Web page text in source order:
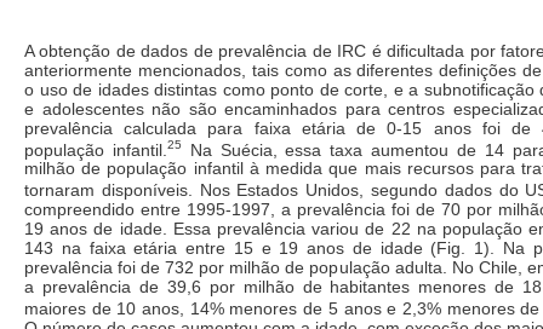
A obtenção de dados de prevalência de IRC é dificultada por
anteriormente mencionados, tais como as diferentes definições
o uso de idades distintas como ponto de corte, e a subnotificação
e adolescentes não são encaminhados para centros
prevalência calculada para faixa etária de 0-15 anos foi
população infantil. 25
Na Suécia, essa taxa aumentou de 14
milhão de população infantil à medida que mais recursos para
tornaram disponíveis. Nos Estados Unidos, segundo dados do
compreendido entre 1995-1997, a prevalência foi de 70 por
19 anos de idade. Essa prevalência variou de 22 na população
143 na faixa etária entre 15 e 19 anos de idade (Fig. 1). Na
prevalência foi de 732 por milhão de população adulta. No Chile,
a prevalência de 39,6 por milhão de habitantes menores de
maiores de 10 anos, 14% menores de 5 anos e 2,3% menores